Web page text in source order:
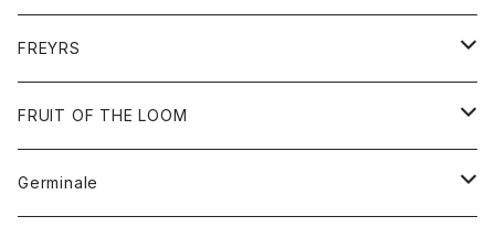
Tシャツ
ボトム
靴
アクセサリー
バッグ
FREYRS
サングラス
FRUIT OF THE LOOM
アウター
Germinale